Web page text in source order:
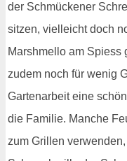
der Schmückener
sitzen, vielleicht doch
Marshmello am Spiess
zudem noch für wenig
Gartenarbeit eine
die Familie. Manche
zum Grillen